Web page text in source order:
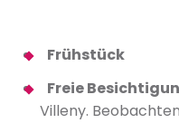
Frühstück
Freie
Villeny.